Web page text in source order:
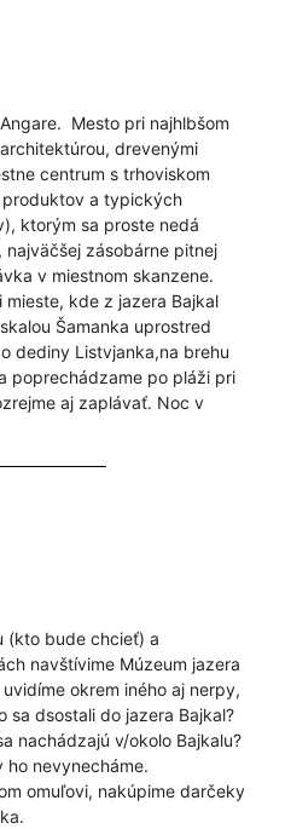
Mesto pri najhlbšom
drevenými
centrum s trhoviskom
produktov a typických
ktorým sa proste nedá
zásobárne pitnej
v miestnom skanzene.
kde z jazera Bajkal
Šamanka uprostred
dediny Listvjanka,na brehu
poprechádzame po pláži pri
aj zaplávať. Noc v
(kto bude chcieť) a
navštívime Múzeum jazera
okrem iného aj nerpy,
sa dsostali do jazera Bajkal?
nachádzajú v/okolo Bajkalu?
ho nevynecháme.
omuľovi, nakúpime darčeky